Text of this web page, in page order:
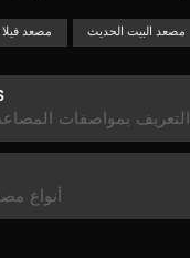
مصعد فيلا مصعد البيت الحديث
التعريف بمواصفات
أنواع